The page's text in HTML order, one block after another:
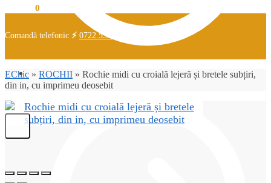
Coș
0
Comandă telefonic ⚡ 0722.538.726
EChic » ROCHII » Rochie midi cu croială lejeră și bretele subțiri,
din in, cu imprimeu deosebit